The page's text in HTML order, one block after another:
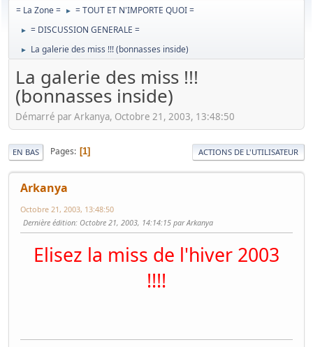
= La Zone = ► = TOUT ET N'IMPORTE QUOI =
► = DISCUSSION GENERALE =
► La galerie des miss !!! (bonnasses inside)
La galerie des miss !!!
(bonnasses inside)
Démarré par Arkanya, Octobre 21, 2003, 13:48:50
EN BAS Pages 1 ACTIONS DE L'UTILISATEUR
Arkanya
Octobre 21, 2003, 13:48:50
Dernière édition: Octobre 21, 2003, 14:14:15 par Arkanya
Elisez la miss de l'hiver 2003
!!!!